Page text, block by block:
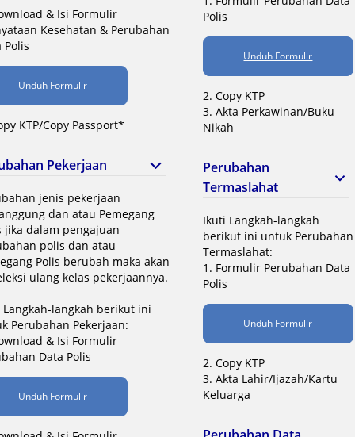
& Isi Formulir
Kesehatan & Perubahan
Polis
Unduh Formulir
KTP/Copy Passport*
Pekerjaan
jenis pekerjaan
dan atau Pemegang
jika dalam pengajuan
polis dan atau
Polis berubah maka akan
ulang kelas pekerjaannya.
langkah berikut ini
Perubahan Pekerjaan:
& Isi Formulir
Data Polis
Unduh Formulir
Polis
Unduh Formulir
2. Copy KTP
3. Akta Perkawinan/Buku
Nikah
Perubahan
Termaslahat
Ikuti Langkah-langkah
berikut ini untuk Perubahan
Termaslahat:
1. Formulir Perubahan Data
Polis
Unduh Formulir
2. Copy KTP
3. Akta Lahir/Ijazah/Kartu
Keluarga